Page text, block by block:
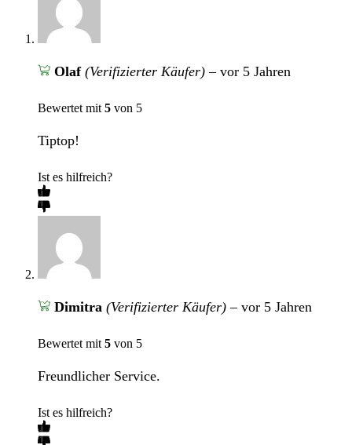
Olaf (Verifizierter Käufer) – vor 5 Jahren
Bewertet mit 5 von 5
Tiptop!
Ist es hilfreich?
Dimitra (Verifizierter Käufer) – vor 5 Jahren
Bewertet mit 5 von 5
Freundlicher Service.
Ist es hilfreich?